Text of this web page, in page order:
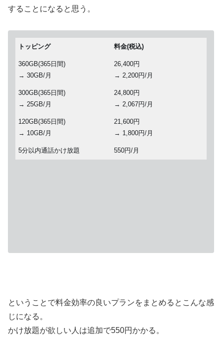
することになると思う。
トッピング 料金(税込)
360GB(365日間)
→ 30GB/月
26,400円
→ 2,200円/月
300GB(365日間)
→ 25GB/月
24,800円
→ 2,067円/月
120GB(365日間)
→ 10GB/月
21,600円
→ 1,800円/月
5分以内通話かけ放題 550円/月
ということで料金効率の良いプランをまとめるとこんな感
じになる。
かけ放題が欲しい人は追加で550円かかる。